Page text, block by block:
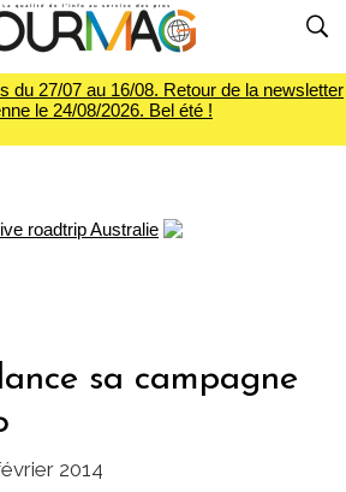
du 27/07 au 16/08. Retour de la newsletter
le 24/08/2026. Bel été !
sa campagne
2014